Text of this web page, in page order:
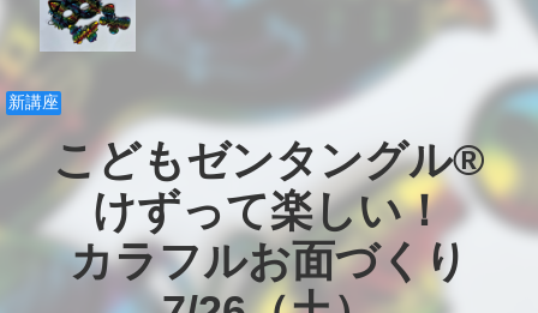
新講座
こどもゼンタングル®
けずって楽しい！
カラフルお面づくり